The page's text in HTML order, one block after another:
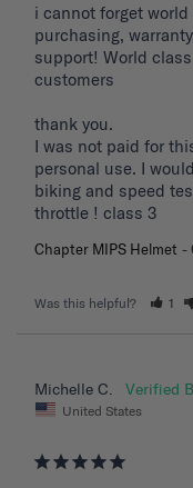
i cannot forget
purchasing,
support! World
customers
thank you.
I was not paid for
personal use. I
biking and speed
throttle ! class 3
Chapter MIPS Helmet
Was this helpful? 1
Michelle C.
United States